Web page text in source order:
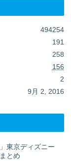
494254
191
258
156
2
9月 2, 2016
東京ディズニー
とめ